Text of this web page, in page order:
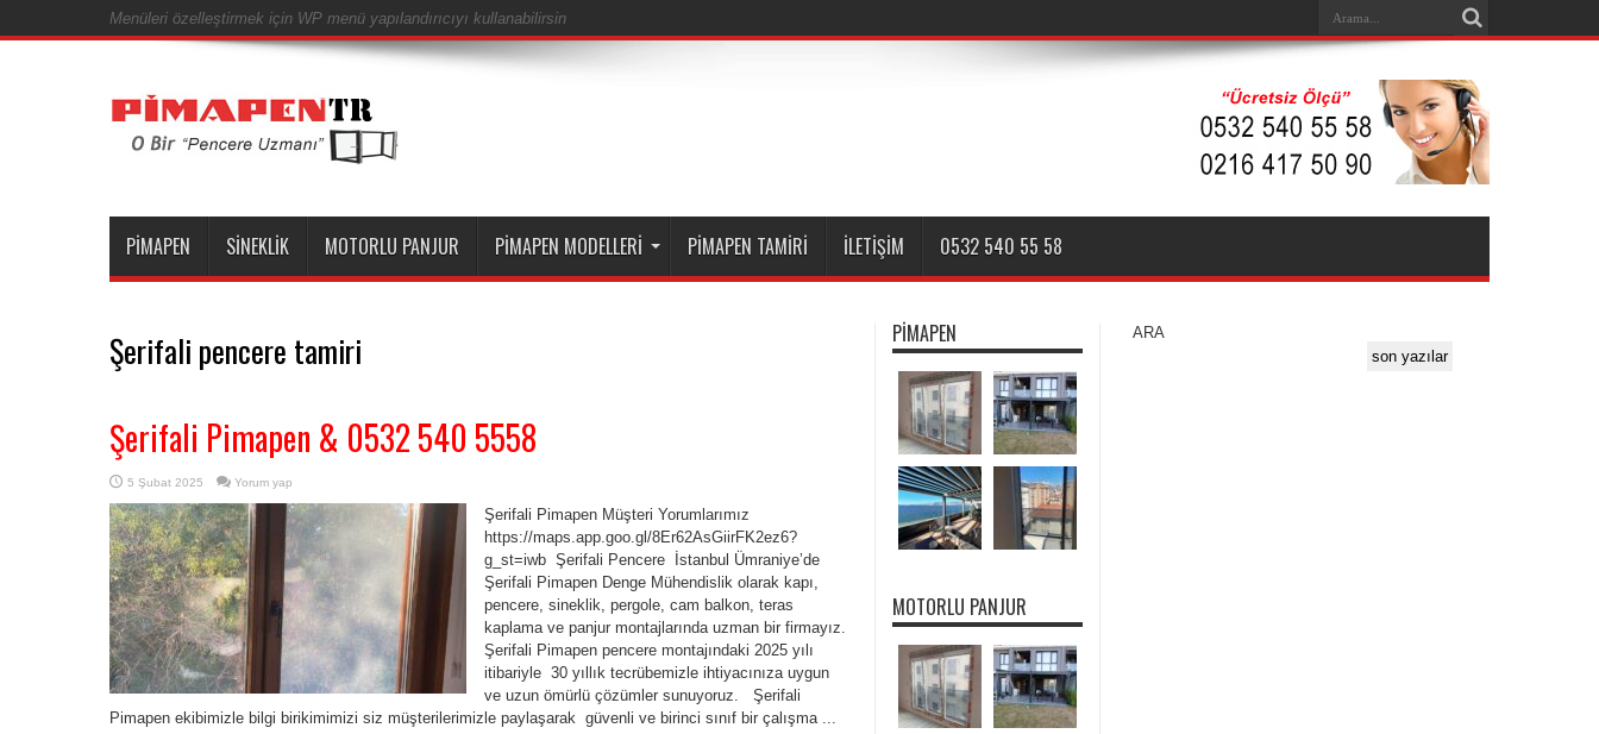
Menüleri özelleştirmek için WP menü yapılandırıcıyı kullanabilirsin
PIMAPEN SINEKLIK MOTORLU PANJUR PIMAPEN MODELLERI PIMAPEN TAMIRI İLETIŞIM 0532 540 55 58
Şerifali pencere tamiri
Şerifali Pimapen & 0532 540 5558
5 Şubat 2025 Yorum yap
Şerifali Pimapen Müşteri Yorumlarımız
https://maps.app.goo.gl/8Er62AsGiirFK2ez6?
g_st=iwb Şerifali Pencere İstanbul Ümraniye’de
Şerifali Pimapen Denge Mühendislik olarak kapı,
pencere, sineklik, pergole, cam balkon, teras
kaplama ve panjur montajlarında uzman bir firmayız.
Şerifali Pimapen pencere montajındaki 2025 yılı
itibariyle 30 yıllık tecrübemizle ihtiyacınıza uygun
ve uzun ömürlü çözümler sunuyoruz. Şerifali
Pimapen ekibimizle bilgi birikimimizi siz müşterilerimizle paylaşarak güvenli ve birinci sınıf bir çalışma ...
PIMAPEN
MOTORLU PANJUR
ARA
son yazılar